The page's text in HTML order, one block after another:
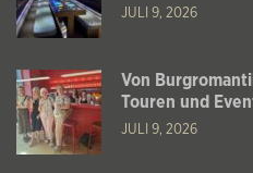
JULI 9, 2026
Von
Touren und
JULI 9, 2026